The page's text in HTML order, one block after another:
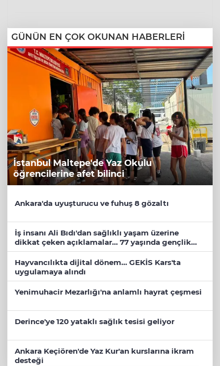
GÜNÜN EN ÇOK OKUNAN HABERLERİ
İstanbul Maltepe'de Yaz Okulu
öğrencilerine afet bilinci
Ankara'da uyuşturucu ve fuhuş 8 gözaltı
İş insanı Ali Bıdı'dan sağlıklı yaşam üzerine
dikkat çeken açıklamalar... 77 yaşında gençlik
mucizesi
Hayvancılıkta dijital dönem... GEKİS Kars'ta
uygulamaya alındı
Yenimuhacir Mezarlığı'na anlamlı hayrat çeşmesi
Derince'ye 120 yataklı sağlık tesisi geliyor
Ankara Keçiören'de Yaz Kur'an kurslarına ikram
desteği